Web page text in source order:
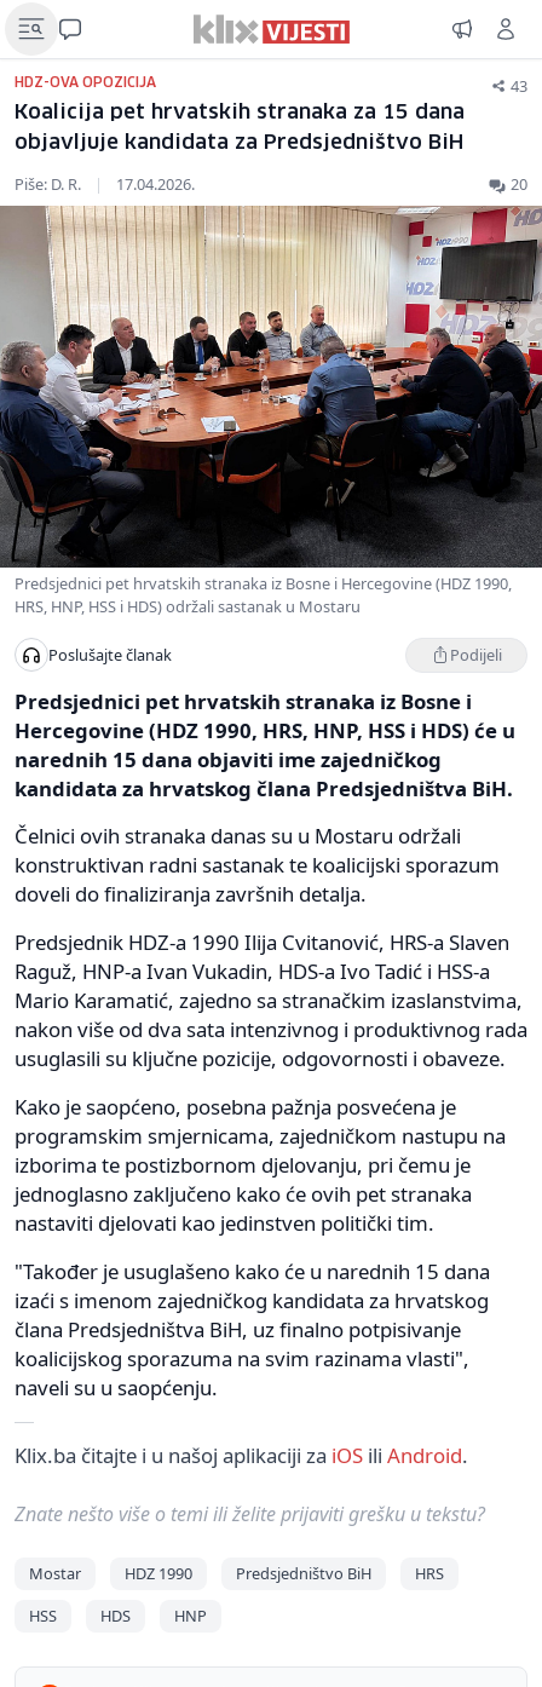
HDZ-OVA OPOZICIJA 43
Koalicija pet hrvatskih stranaka za 15 dana
objavljuje kandidata za Predsjedništvo BiH
Piše: D. R. | 17.04.2026. 20
Predsjednici pet hrvatskih stranaka iz Bosne i Hercegovine (HDZ 1990,
HRS, HNP, HSS i HDS) održali sastanak u Mostaru
Poslušajte članak Podijeli
Predsjednici pet hrvatskih stranaka iz Bosne i
Hercegovine (HDZ 1990, HRS, HNP, HSS i HDS) će u
narednih 15 dana objaviti ime zajedničkog
kandidata za hrvatskog člana Predsjedništva BiH.
Čelnici ovih stranaka danas su u Mostaru održali
konstruktivan radni sastanak te koalicijski sporazum
doveli do finaliziranja završnih detalja.
Predsjednik HDZ-a 1990 Ilija Cvitanović, HRS-a Slaven
Raguž, HNP-a Ivan Vukadin, HDS-a Ivo Tadić i HSS-a
Mario Karamatić, zajedno sa stranačkim izaslanstvima,
nakon više od dva sata intenzivnog i produktivnog rada
usuglasili su ključne pozicije, odgovornosti i obaveze.
Kako je saopćeno, posebna pažnja posvećena je
programskim smjernicama, zajedničkom nastupu na
izborima te postizbornom djelovanju, pri čemu je
jednoglasno zaključeno kako će ovih pet stranaka
nastaviti djelovati kao jedinstven politički tim.
"Također je usuglašeno kako će u narednih 15 dana
izaći s imenom zajedničkog kandidata za hrvatskog
člana Predsjedništva BiH, uz finalno potpisivanje
koalicijskog sporazuma na svim razinama vlasti",
naveli su u saopćenju.
Klix.ba čitajte i u našoj aplikaciji za iOS ili Android.
Znate nešto više o temi ili želite prijaviti grešku u tekstu?
Mostar HDZ 1990 Predsjedništvo BiH
HRS
HSS
HDS HNP